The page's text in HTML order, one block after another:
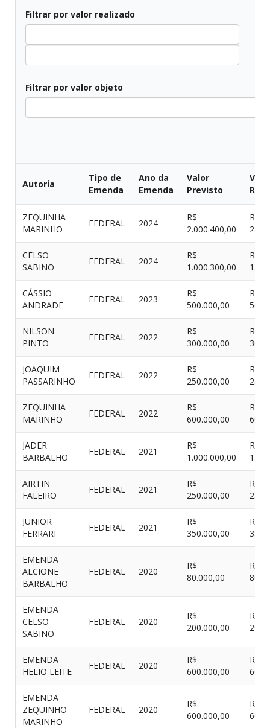
Filtrar por valor realizado
Filtrar por valor objeto
Autoria
Tipo de
Emenda
Ano da
Emenda
Valor
Previsto
ZEQUINHA
MARINHO
FEDERAL 2024
R$
2.000.400,00
R$
CELSO
SABINO
FEDERAL 2024
R$
1.000.300,00
R$
CÁSSIO
ANDRADE
FEDERAL 2023
R$
500.000,00
R$
NILSON
PINTO
FEDERAL 2022
R$
300.000,00
R$
JOAQUIM
PASSARINHO
FEDERAL 2022
R$
250.000,00
R$
ZEQUINHA
MARINHO
FEDERAL 2022
R$
600.000,00
R$
JADER
BARBALHO
FEDERAL 2021
R$
1.000.000,00
R$
AIRTIN
FALEIRO
FEDERAL 2021
R$
250.000,00
R$
JUNIOR
FERRARI
FEDERAL 2021
R$
350.000,00
R$
EMENDA
ALCIONE
BARBALHO
FEDERAL 2020
R$
80.000,00
R$
EMENDA
CELSO
SABINO
FEDERAL 2020
R$
200.000,00
R$
EMENDA
HELIO LEITE
FEDERAL 2020
R$
600.000,00
R$
EMENDA
ZEQUINHO
MARINHO
FEDERAL 2020
R$
600.000,00
R$